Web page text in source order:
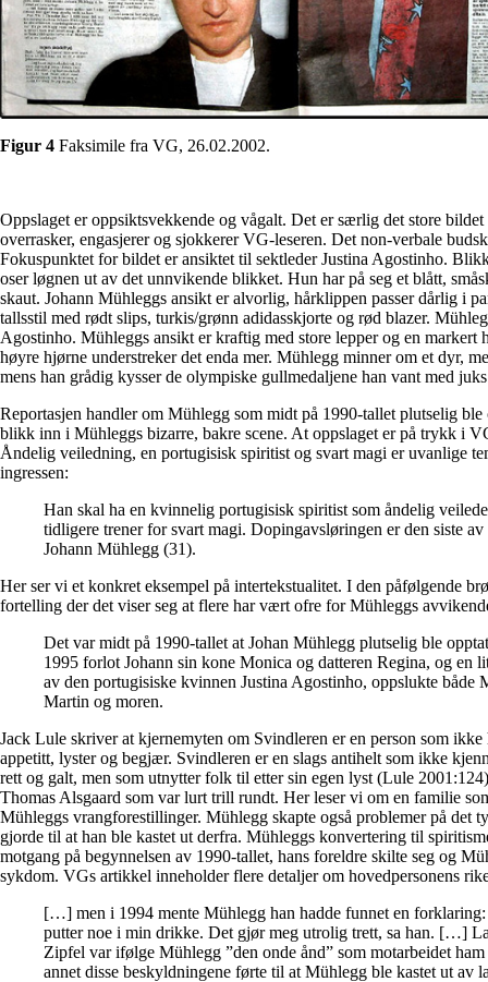
Figur 4 Faksimile fra VG, 26.02.2002.
Oppslaget er oppsiktsvekkende og vågalt. Det er særlig det store
overrasker, engasjerer og sjokkerer VG-leseren. Det non-verbale
Fokuspunktet for bildet er ansiktet til sektleder Justina Agostinho.
oser løgnen ut av det unnvikende blikket. Hun har på seg et blått,
skaut. Johann Mühleggs ansikt er alvorlig, hårklippen passer dårlig i
tallsstil med rødt slips, turkis/grønn adidasskjorte og rød blazer.
Agostinho. Mühleggs ansikt er kraftig med store lepper og en markert
høyre hjørne understreker det enda mer. Mühlegg minner om et dyr,
mens han grådig kysser de olympiske gullmedaljene han vant med
Reportasjen handler om Mühlegg som midt på 1990-tallet plutselig
blikk inn i Mühleggs bizarre, bakre scene. At oppslaget er på trykk i
Åndelig veiledning, en portugisisk spiritist og svart magi er uvanlige
ingressen:
Han skal ha en kvinnelig portugisisk spiritist som åndelig
tidligere trener for svart magi. Dopingavsløringen er den siste
Johann Mühlegg (31).
Her ser vi et konkret eksempel på intertekstualitet. I den påfølgende
fortelling der det viser seg at flere har vært ofre for Mühleggs
Det var midt på 1990-tallet at Johan Mühlegg plutselig ble
1995 forlot Johann sin kone Monica og datteren Regina, og en
av den portugisiske kvinnen Justina Agostinho, oppslukte både
Martin og moren.
Jack Lule skriver at kjernemyten om Svindleren er en person som
appetitt, lyster og begjær. Svindleren er en slags antihelt som ikke
rett og galt, men som utnytter folk til etter sin egen lyst (Lule
Thomas Alsgaard som var lurt trill rundt. Her leser vi om en familie
Mühleggs vrangforestillinger. Mühlegg skapte også problemer på det
gjorde til at han ble kastet ut derfra. Mühleggs konvertering til
motgang på begynnelsen av 1990-tallet, hans foreldre skilte seg og
sykdom. VGs artikkel inneholder flere detaljer om hovedpersonens
[…] men i 1994 mente Mühlegg han hadde funnet en
putter noe i min drikke. Det gjør meg utrolig trett, sa han. […]
Zipfel var ifølge Mühlegg ”den onde ånd” som motarbeidet
annet disse beskyldningene førte til at Mühlegg ble kastet ut av